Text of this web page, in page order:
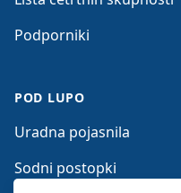
Podporniki
POD LUPO
Uradna pojasnila
Sodni postopki